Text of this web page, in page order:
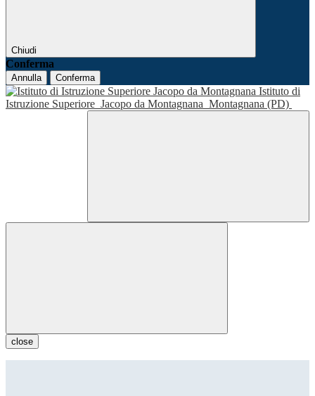
Chiudi
Conferma
Annulla Conferma
Istituto di
Istruzione Superiore Jacopo da Montagnana Montagnana (PD)
close